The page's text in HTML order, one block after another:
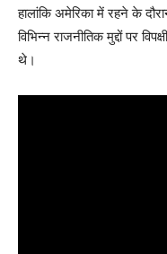
हालांकि अमेरिका में रहने के
विभिन्न राजनीतिक मुद्दों पर
थे।